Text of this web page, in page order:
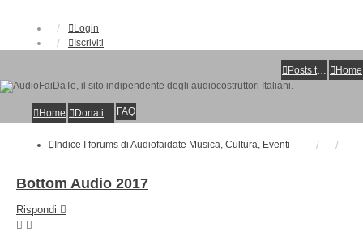
Login
Iscriviti
Posts toplist Home
Home Donations FAQ
Indice I forums di Audiofaidate Musica, Cultura, Eventi
Bottom Audio 2017
Rispondi